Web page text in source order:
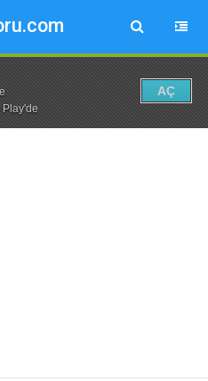
Play'de
AÇ